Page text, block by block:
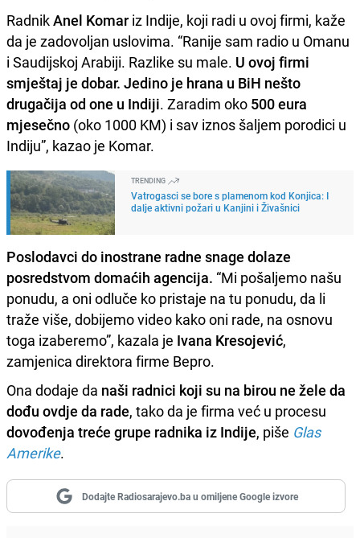
RadnikAnel Komar iz Indije, koji radi u ovoj firmi, kaže
da je zadovoljan uslovima. “Ranije sam radio u Omanu
i Saudijskoj Arabiji. Razlike su male. U ovoj firmi
smještaj je dobar. Jedino je hrana u BiH nešto
drugačija od one u Indiji. Zaradim oko 500 eura
mjesečno (oko 1000 KM) i sav iznos šaljem porodici u
Indiju”, kazao je Komar.
TRENDING
Vatrogasci se bore s plamenom kod Konjica: I
dalje aktivni požari u Kanjini i Živašnici
Poslodavci do inostrane radne snage dolaze
posredstvom domaćih agencija. “Mi pošaljemo našu
ponudu, a oni odluče ko pristaje na tu ponudu, da li
traže više, dobijemo video kako oni rade, na osnovu
toga izaberemo”, kazala je Ivana Kresojević,
zamjenica direktora firme Bepro.
Ona dodaje da naši radnici koji su na birou ne žele da
dođu ovdje da rade, tako da je firma već u procesu
dovođenja treće grupe radnika iz Indije, piše Glas
Amerike.
Dodajte Radiosarajevo.ba u omiljene Google izvore